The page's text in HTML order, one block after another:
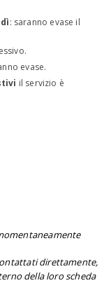
: saranno evase il
evase.
il servizio è
direttamente,
della loro scheda